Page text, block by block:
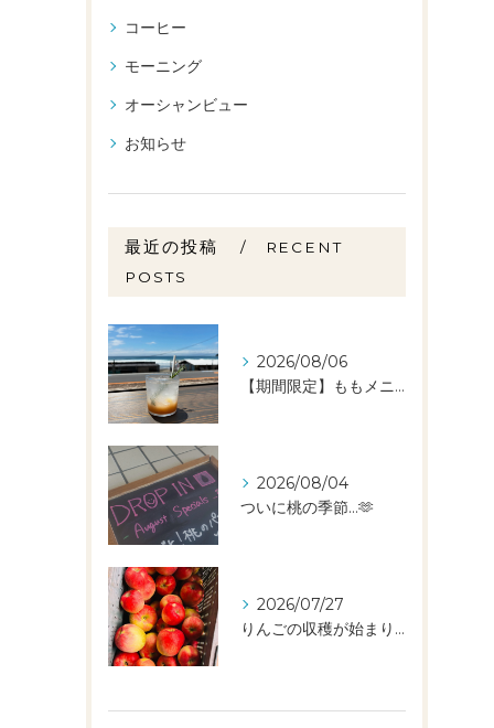
コーヒー
モーニング
オーシャンビュー
お知らせ
最近の投稿
RECENT
POSTS
2026/08/06
【期間限定】ももメニュー🍑スタートしました✨️
2026/08/04
ついに桃の季節…🫶
2026/07/27
りんごの収穫が始まりました🧑‍🌾🍎